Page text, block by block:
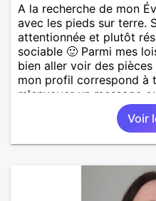
A la recherche de mon
avec les pieds sur terre.
attentionnée et plutôt
sociable 🙂 Parmi mes
bien aller voir des
mon profil correspond à
m'envoyer un message
permettra d'oser
Voir